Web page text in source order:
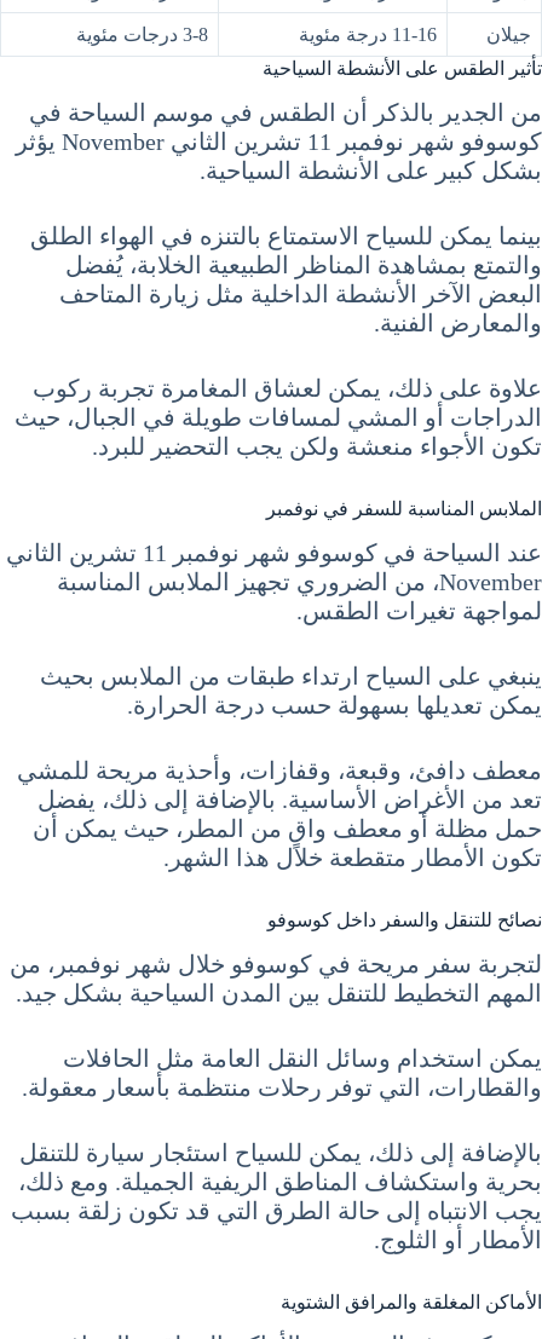
جيلان 11-16 درجة مئوية
3-8 درجات مئوية
تأثير الطقس على الأنشطة السياحية
من الجدير بالذكر أن الطقس في موسم السياحة في
كوسوفو شهر نوفمبر 11 تشرين الثاني November يؤثر
بشكل كبير على الأنشطة السياحية.
بينما يمكن للسياح الاستمتاع بالتنزه في الهواء الطلق
والتمتع بمشاهدة المناظر الطبيعية الخلابة، يُفضل
البعض الآخر الأنشطة الداخلية مثل زيارة المتاحف
والمعارض الفنية.
علاوة على ذلك، يمكن لعشاق المغامرة تجربة ركوب
الدراجات أو المشي لمسافات طويلة في الجبال، حيث
تكون الأجواء منعشة ولكن يجب التحضير للبرد.
الملابس المناسبة للسفر في نوفمبر
عند السياحة في كوسوفو شهر نوفمبر 11 تشرين الثاني
November، من الضروري تجهيز الملابس المناسبة
لمواجهة تغيرات الطقس.
ينبغي على السياح ارتداء طبقات من الملابس بحيث
يمكن تعديلها بسهولة حسب درجة الحرارة.
معطف دافئ، وقبعة، وقفازات، وأحذية مريحة للمشي
تعد من الأغراض الأساسية. بالإضافة إلى ذلك، يفضل
حمل مظلة أو معطف واقٍ من المطر، حيث يمكن أن
تكون الأمطار متقطعة خلال هذا الشهر.
نصائح للتنقل والسفر داخل كوسوفو
لتجربة سفر مريحة في كوسوفو خلال شهر نوفمبر، من
المهم التخطيط للتنقل بين المدن السياحية بشكل جيد.
يمكن استخدام وسائل النقل العامة مثل الحافلات
والقطارات، التي توفر رحلات منتظمة بأسعار معقولة.
بالإضافة إلى ذلك، يمكن للسياح استئجار سيارة للتنقل
بحرية واستكشاف المناطق الريفية الجميلة. ومع ذلك،
يجب الانتباه إلى حالة الطرق التي قد تكون زلقة بسبب
الأمطار أو الثلوج.
الأماكن المغلقة والمرافق الشتوية